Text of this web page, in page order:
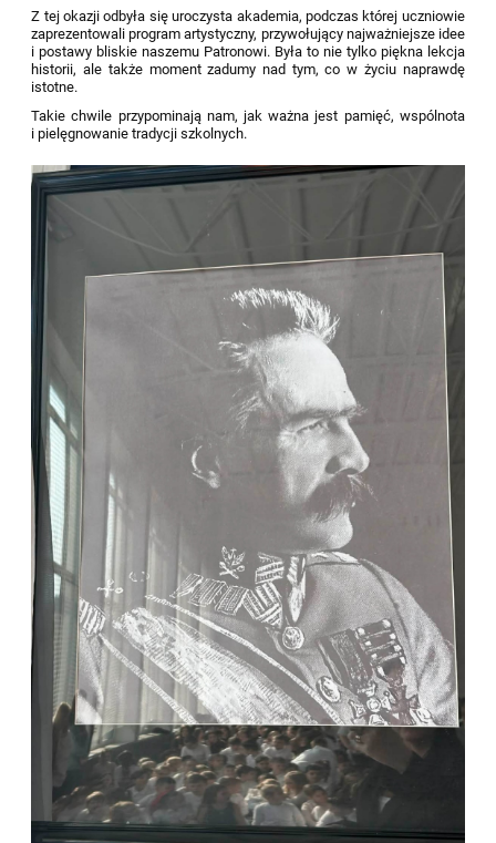
Z tej okazji odbyła się uroczysta akademia, podczas której uczniowie
zaprezentowali program artystyczny, przywołujący najważniejsze idee
i postawy bliskie naszemu Patronowi. Była to nie tylko piękna lekcja
historii, ale także moment zadumy nad tym, co w życiu naprawdę
istotne.
Takie chwile przypominają nam, jak ważna jest pamięć, wspólnota
i pielęgnowanie tradycji szkolnych.